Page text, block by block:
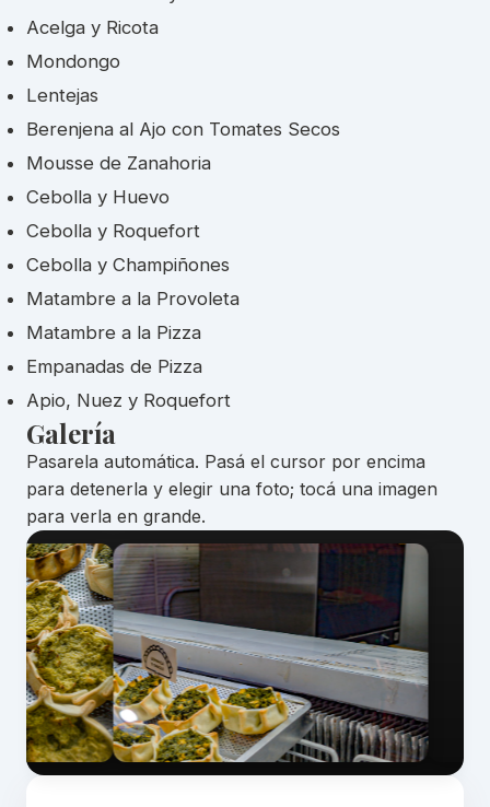
Acelga y Ricota
Mondongo
Lentejas
Berenjena al Ajo con Tomates Secos
Mousse de Zanahoria
Cebolla y Huevo
Cebolla y Roquefort
Cebolla y Champiñones
Matambre a la Provoleta
Matambre a la Pizza
Empanadas de Pizza
Apio, Nuez y Roquefort
Galería
Pasarela automática. Pasá el cursor por encima
para detenerla y elegir una foto; tocá una imagen
para verla en grande.